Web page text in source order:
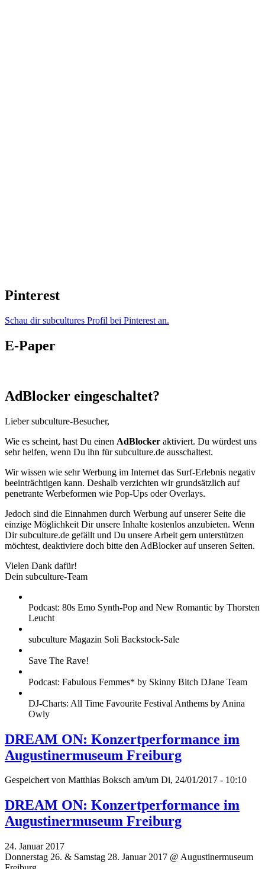
Pinterest
Schau dir subcultures Profil bei Pinterest an.
E-Paper
AdBlocker eingeschaltet?
Lieber subculture-Besucher,
Wie es scheint, hast Du einen AdBlocker aktiviert. Du würdest uns
sehr helfen, wenn Du ihn für subculture.de ausschaltest.
Wir wissen wie sehr Werbung im Internet das Surf-Erlebnis negativ
beeinträchtigen kann. Deshalb verzichten wir grundsätzlich auf
penetrante Werbeformen wie Pop-Ups oder Overlays.
Jedoch sind die Einnahmen durch Werbung auf unserer Seite die
einzige Möglichkeit Dir unsere Inhalte kostenlos anzubieten. Wenn
Dir subculture.de gefällt und Du unsere Arbeit gern unterstützen
möchtest, deaktiviere doch bitte den AdBlocker auf unseren Seiten.
Vielen Dank dafür!
Dein subculture-Team
Podcast: 80s Emo Synth-Pop and New Romantic by Thorsten
Leucht
subculture Magazin Soli Backstock-Sale
Save The Rave!
Podcast: Fabulous Femmes* by Skinny Bitch DJane Team
DJ-Charts: All Time Favourite Festival Anthems by Anina
Owly
DREAM ON: Konzertperformance im
Augustinermuseum Freiburg
Gespeichert von Matthias Boksch am/um Di, 24/01/2017 - 10:10
DREAM ON: Konzertperformance im
Augustinermuseum Freiburg
24. Januar 2017
Donnerstag 26. & Samstag 28. Januar 2017 @ Augustinermuseum